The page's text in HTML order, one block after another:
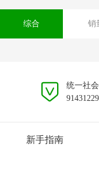
综合 销
统一社
新手指南